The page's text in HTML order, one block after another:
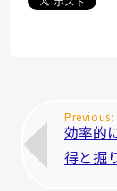
効率的
得と掘